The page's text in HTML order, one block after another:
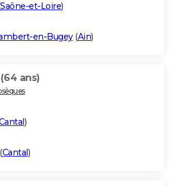
Saône-et-Loire)
en-Bugey(Ain)
(64 ans)
)
Cantal )